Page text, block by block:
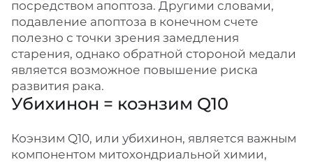
посредством апоптоза. Другими словами,
подавление апоптоза в конечном счете
полезно с точки зрения замедления
старения, однако обратной стороной медали
является возможное повышение риска
развития рака.
Убихинон = коэнзим Q10
Коэнзим Q10, или убихинон, является важным
компонентом митохондриальной химии,